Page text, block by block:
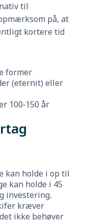
til
på, at
kortere tid
former
(eternit) eller
100-150 år
kan holde i op til
kan holde i 45
investering.
kræver
ikke behøver